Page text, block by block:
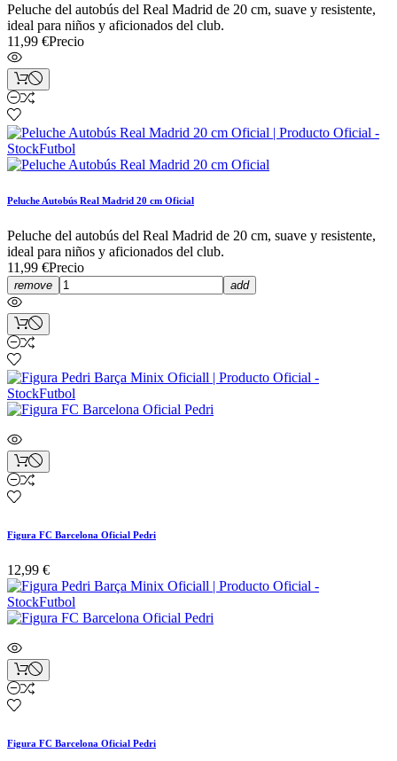
Peluche del autobús del Real Madrid de 20 cm, suave y resistente,
ideal para niños y aficionados del club.
11,99 €Precio
Peluche Autobús Real Madrid 20 cm Oficial
Peluche del autobús del Real Madrid de 20 cm, suave y resistente,
ideal para niños y aficionados del club.
11,99 €Precio
remove add
Figura FC Barcelona Oficial Pedri
12,99 €
Figura FC Barcelona Oficial Pedri